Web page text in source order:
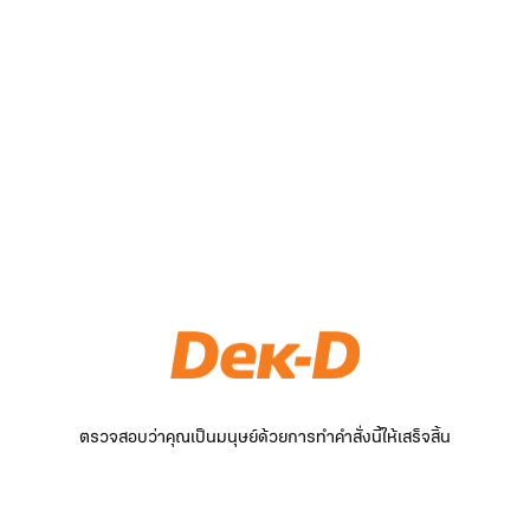
ตรวจสอบว่าคุณเป็นมนุษย์ด้วยการทำคำสั่งนี้ให้เสร็จสิ้น